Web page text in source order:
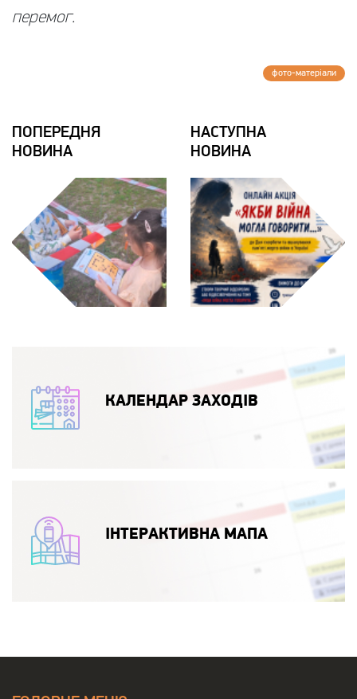
перемог.
фото-матерiали
ПОПЕРЕДНЯ
НОВИНА
НАСТУПНА
НОВИНА
КАЛЕНДАР ЗАХОДІВ
ІНТЕРАКТИВНА МАПА